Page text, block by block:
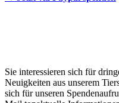
Sie interessieren sich für
Neuigkeiten aus unserem
sich für unseren